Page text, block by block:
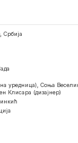
Србија
уредница), Соња
Клисара (дизајнер)